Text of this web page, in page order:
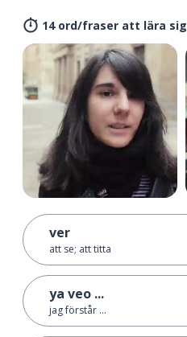
14 ord/fraser att lära sig
ver
att se; att titta
ya veo ...
jag förstår ...